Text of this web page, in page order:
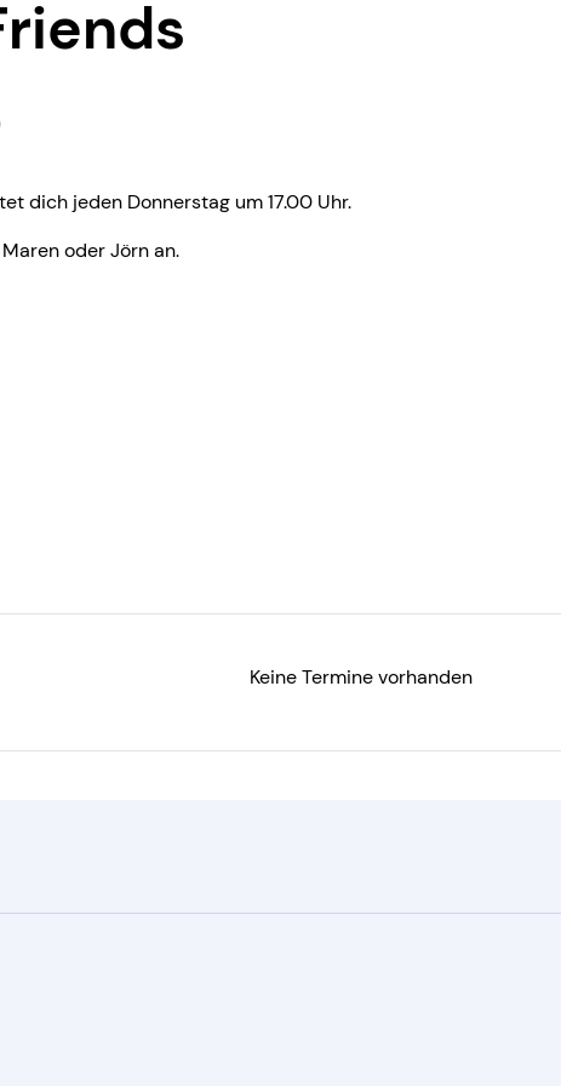
dich jeden Donnerstag um 17.00 Uhr.
oder Jörn an.
Keine Termine vorhanden